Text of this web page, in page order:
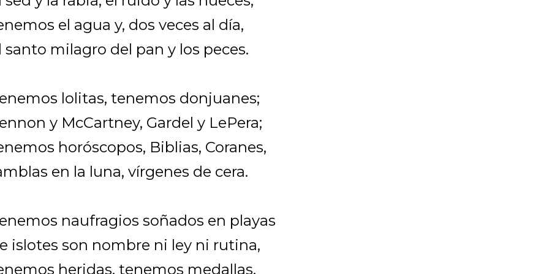
el agua y, dos veces al día,
santo milagro del pan y los peces.
lolitas, tenemos donjuanes;
y McCartney, Gardel y LePera;
horóscopos, Biblias, Coranes,
en la luna, vírgenes de cera.
naufragios soñados en playas
islotes son nombre ni ley ni rutina,
heridas, tenemos medallas,